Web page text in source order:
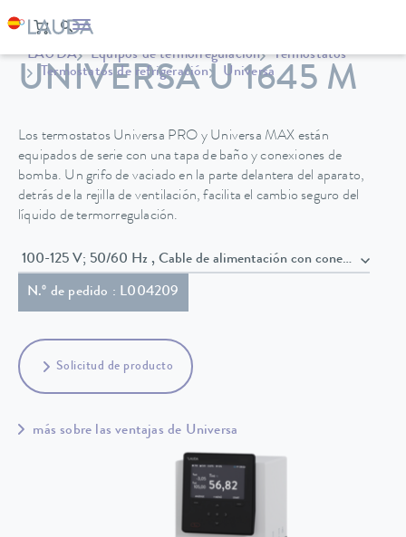
LAUDA Equipos de termorregulación
Termostatos
Termostatos de refrigeración
Universa
UNIVERSA U 1645 M
Los termostatos Universa PRO y Universa MAX están
equipados de serie con una tapa de baño y conexiones de
bomba. Un grifo de vaciado en la parte delantera del aparato,
detrás de la rejilla de ventilación, facilita el cambio seguro del
líquido de termorregulación.
100-125 V; 50/60 Hz , Cable de alimentación con conector
N.º de pedido : L004209
Solicitud de producto
más sobre las ventajas de Universa